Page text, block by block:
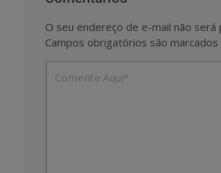
O seu endereço de e-mail não será
Campos obrigatórios são marcados